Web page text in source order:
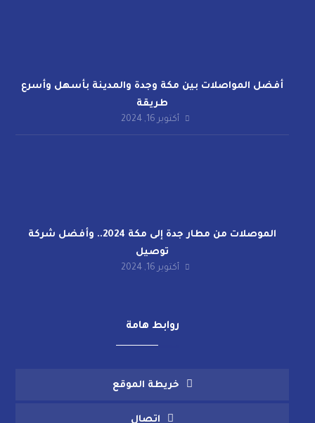
أفضل المواصلات بين مكة وجدة والمدينة بأسهل وأسرع
طريقة
أكتوبر 16, 2024
الموصلات من مطار جدة إلى مكة 2024.. وأفضل شركة
توصيل
أكتوبر 16, 2024
روابط هامة
خريطة الموقع
اتصال